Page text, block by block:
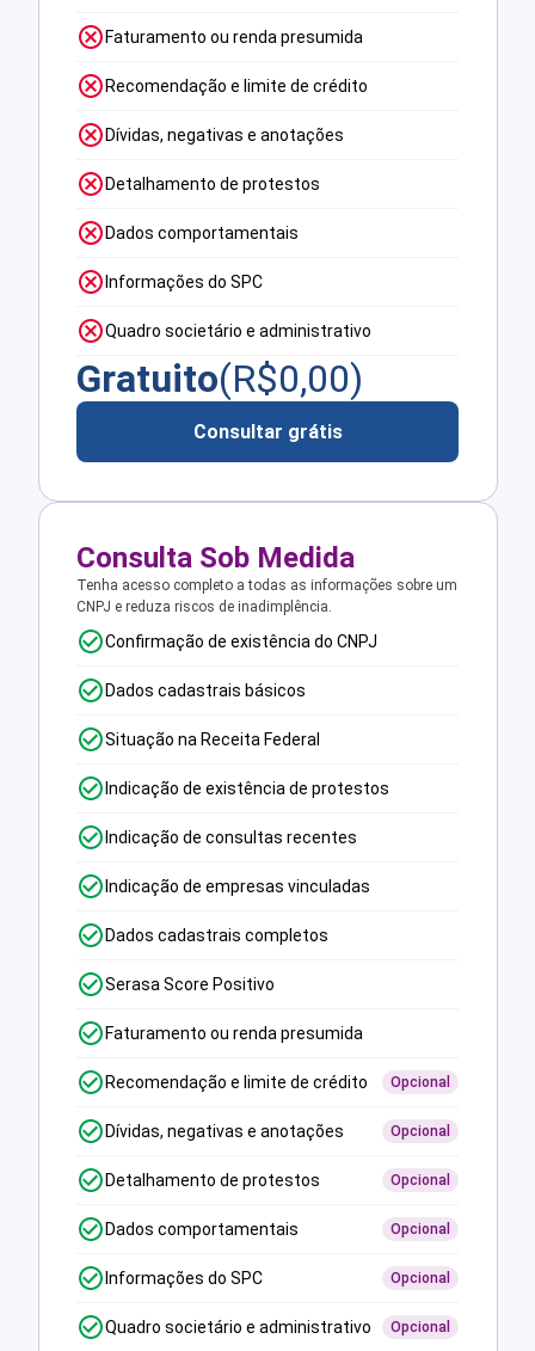
Faturamento ou renda presumida
Recomendação e limite de crédito
Dívidas, negativas e anotações
Detalhamento de protestos
Dados comportamentais
Informações do SPC
Quadro societário e administrativo
Gratuito(R$0,00)
Consultar grátis
Consulta Sob Medida
Tenha acesso completo a todas as informações sobre um
CNPJ e reduza riscos de inadimplência.
Confirmação de existência do CNPJ
Dados cadastrais básicos
Situação na Receita Federal
Indicação de existência de protestos
Indicação de consultas recentes
Indicação de empresas vinculadas
Dados cadastrais completos
Serasa Score Positivo
Faturamento ou renda presumida
Recomendação e limite de crédito Opcional
Dívidas, negativas e anotações Opcional
Detalhamento de protestos Opcional
Dados comportamentais Opcional
Informações do SPC Opcional
Quadro societário e administrativo Opcional